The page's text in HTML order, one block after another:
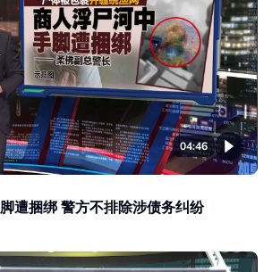
04:46
遭捆绑 警方不排除涉债务纠纷